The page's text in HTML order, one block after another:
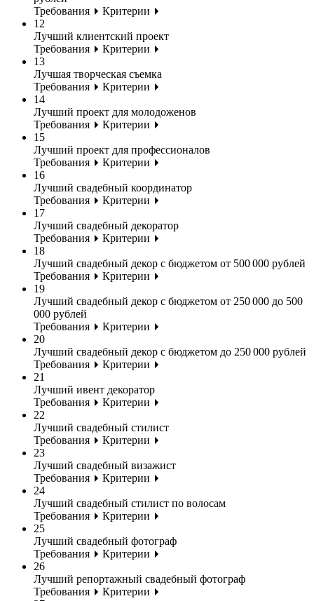
Требования
Критерии
12
Лучший клиентский проект
Требования
Критерии
13
Лучшая творческая съемка
Требования
Критерии
14
Лучший проект для молодоженов
Требования
Критерии
15
Лучший проект для профессионалов
Требования
Критерии
16
Лучший свадебный координатор
Требования
Критерии
17
Лучший свадебный декоратор
Требования
Критерии
18
Лучший свадебный декор с бюджетом от 500 000 рублей
Требования
Критерии
19
Лучший свадебный декор с бюджетом от 250 000 до 500
000 рублей
Требования
Критерии
20
Лучший свадебный декор с бюджетом до 250 000 рублей
Требования
Критерии
21
Лучший ивент декоратор
Требования
Критерии
22
Лучший свадебный стилист
Требования
Критерии
23
Лучший свадебный визажист
Требования
Критерии
24
Лучший свадебный стилист по волосам
Требования
Критерии
25
Лучший свадебный фотограф
Требования
Критерии
26
Лучший репортажный свадебный фотограф
Требования
Критерии